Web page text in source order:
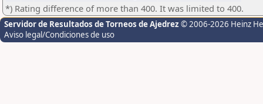
*) Rating difference of more than 400. It was limited to 400.
Servidor de Resultados de Torneos de Ajedrez © 2006-2026 Heinz
Aviso legal/Condiciones de uso